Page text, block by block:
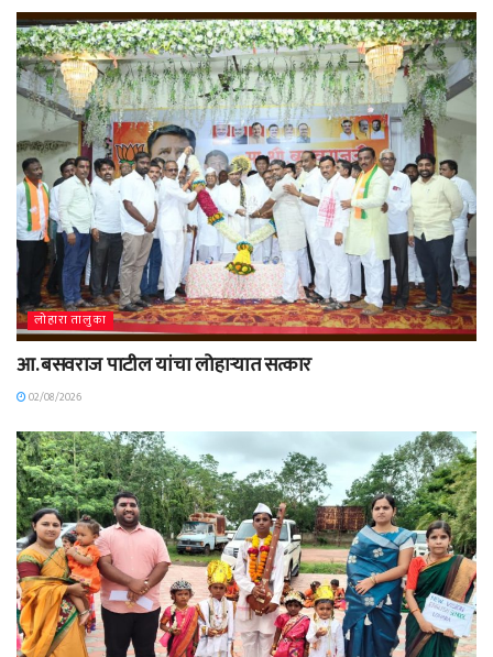
लोहारा तालुका
आ. बसवराज पाटील यांचा लोहाऱ्यात सत्कार
02/08/2026